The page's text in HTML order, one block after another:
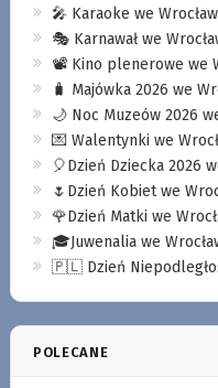
🎤 Karaoke we
🎭 Karnawał we
📽️ Kino plenerowe we
🧳 Majówka 2026 we
🌙 Noc Muzeów 2026
💌 Walentynki we
🎈Dzień Dziecka 2026
🌷Dzień Kobiet we
🌹Dzień Matki we
🎓Juwenalia we
🇵🇱 Dzień
POLECANE